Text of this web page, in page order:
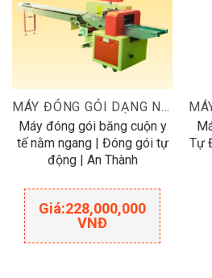
MÁY ĐÓNG GÓI DẠNG NẰM
Máy đóng gói băng cuộn y
tế nằm ngang | Đóng gói tự
động | An Thành
Giá:228,000,000
VNĐ
Tự